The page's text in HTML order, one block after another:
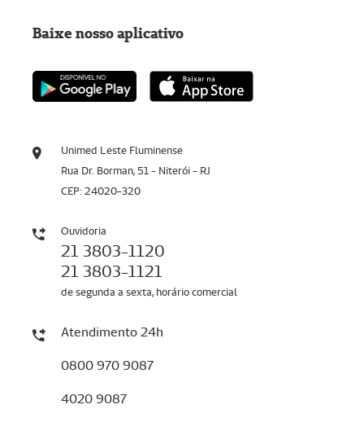
Unimed Leste Fluminense
Rua Dr. Borman, 51 - Niterói - RJ
CEP: 24020-320
Ouvidoria
21 3803-1120
21 3803-1121
de segunda a sexta, horário comercial
Atendimento 24h
0800 970 9087
4020 9087
Baixe nosso aplicativo